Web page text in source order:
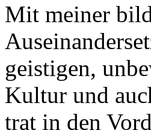
Mit meiner
geistigen,
Kultur und
trat in den